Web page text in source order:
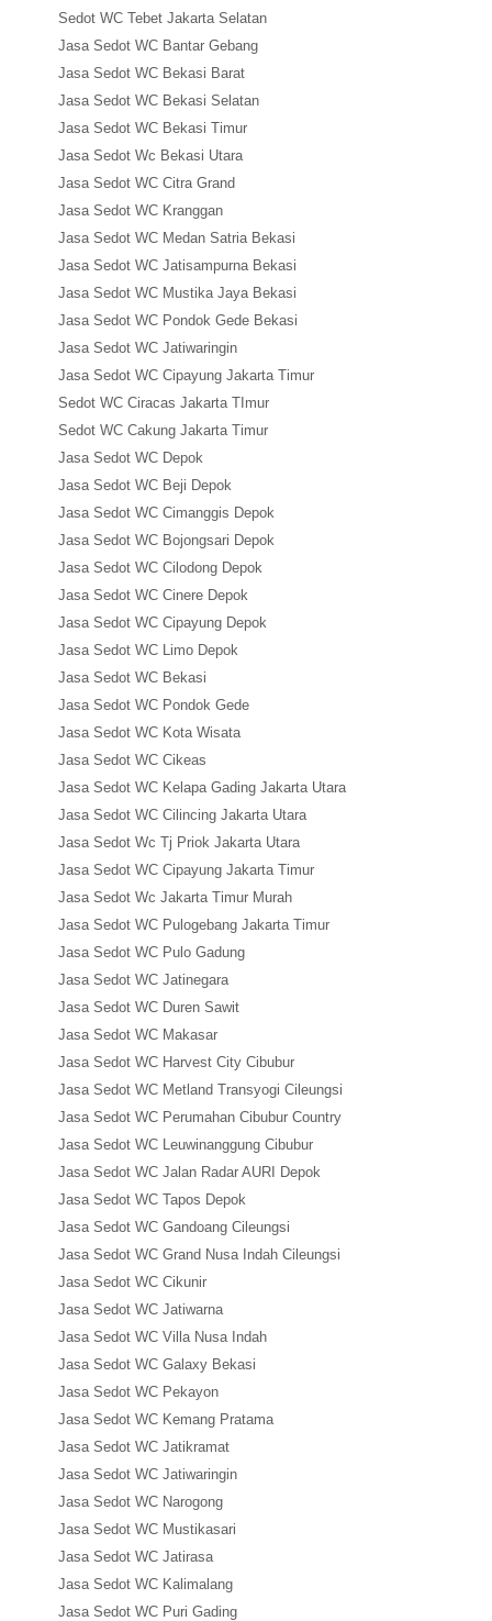
Sedot WC Tebet Jakarta Selatan
Jasa Sedot WC Bantar Gebang
Jasa Sedot WC Bekasi Barat
Jasa Sedot WC Bekasi Selatan
Jasa Sedot WC Bekasi Timur
Jasa Sedot Wc Bekasi Utara
Jasa Sedot WC Citra Grand
Jasa Sedot WC Kranggan
Jasa Sedot WC Medan Satria Bekasi
Jasa Sedot WC Jatisampurna Bekasi
Jasa Sedot WC Mustika Jaya Bekasi
Jasa Sedot WC Pondok Gede Bekasi
Jasa Sedot WC Jatiwaringin
Jasa Sedot WC Cipayung Jakarta Timur
Sedot WC Ciracas Jakarta TImur
Sedot WC Cakung Jakarta Timur
Jasa Sedot WC Depok
Jasa Sedot WC Beji Depok
Jasa Sedot WC Cimanggis Depok
Jasa Sedot WC Bojongsari Depok
Jasa Sedot WC Cilodong Depok
Jasa Sedot WC Cinere Depok
Jasa Sedot WC Cipayung Depok
Jasa Sedot WC Limo Depok
Jasa Sedot WC Bekasi
Jasa Sedot WC Pondok Gede
Jasa Sedot WC Kota Wisata
Jasa Sedot WC Cikeas
Jasa Sedot WC Kelapa Gading Jakarta Utara
Jasa Sedot WC Cilincing Jakarta Utara
Jasa Sedot Wc Tj Priok Jakarta Utara
Jasa Sedot WC Cipayung Jakarta Timur
Jasa Sedot Wc Jakarta Timur Murah
Jasa Sedot WC Pulogebang Jakarta Timur
Jasa Sedot WC Pulo Gadung
Jasa Sedot WC Jatinegara
Jasa Sedot WC Duren Sawit
Jasa Sedot WC Makasar
Jasa Sedot WC Harvest City Cibubur
Jasa Sedot WC Metland Transyogi Cileungsi
Jasa Sedot WC Perumahan Cibubur Country
Jasa Sedot WC Leuwinanggung Cibubur
Jasa Sedot WC Jalan Radar AURI Depok
Jasa Sedot WC Tapos Depok
Jasa Sedot WC Gandoang Cileungsi
Jasa Sedot WC Grand Nusa Indah Cileungsi
Jasa Sedot WC Cikunir
Jasa Sedot WC Jatiwarna
Jasa Sedot WC Villa Nusa Indah
Jasa Sedot WC Galaxy Bekasi
Jasa Sedot WC Pekayon
Jasa Sedot WC Kemang Pratama
Jasa Sedot WC Jatikramat
Jasa Sedot WC Jatiwaringin
Jasa Sedot WC Narogong
Jasa Sedot WC Mustikasari
Jasa Sedot WC Jatirasa
Jasa Sedot WC Kalimalang
Jasa Sedot WC Puri Gading